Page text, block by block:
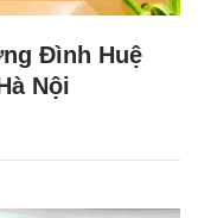
Đình Huệ
Nội